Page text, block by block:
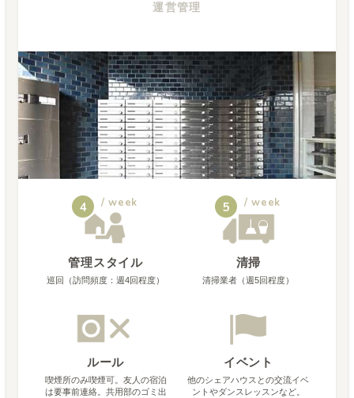
運営管理
4 / week
管理スタイル
巡回（訪問頻度：週4回程度）
5 / week
清掃
清掃業者（週5回程度）
ルール
喫煙所のみ喫煙可。友人の宿泊
は要事前連絡。共用部のゴミ出
イベント
他のシェアハウスとの交流イベ
ントやダンスレッスンなど。